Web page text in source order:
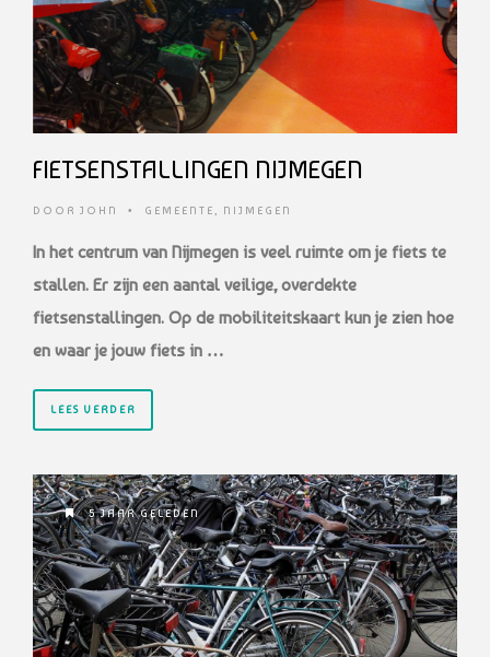
FIETSENSTALLINGEN NIJMEGEN
DOOR JOHN • GEMEENTE, NIJMEGEN
In het centrum van Nijmegen is veel ruimte om je fiets te
stallen. Er zijn een aantal veilige, overdekte
fietsenstallingen. Op de mobiliteitskaart kun je zien hoe
en waar je jouw fiets in …
LEES VERDER
5 JAAR GELEDEN